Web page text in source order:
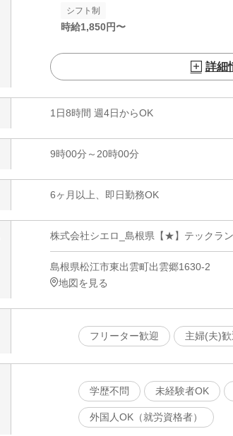
シフト制
時給1,850円〜
詳細
1日8時間 週4日からOK
9時00分～20時00分
6ヶ月以上、即日勤務OK
株式会社シエロ_島根県【★】テックラ
島根県松江市東出雲町出雲郷1630-2
地図を見る
フリーター歓迎
主婦(夫)歓
学歴不問
未経験者OK
外国人OK（就労資格者）